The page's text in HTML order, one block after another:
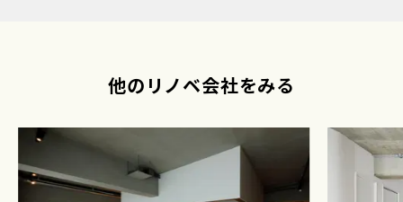
他のリノベ会社をみる